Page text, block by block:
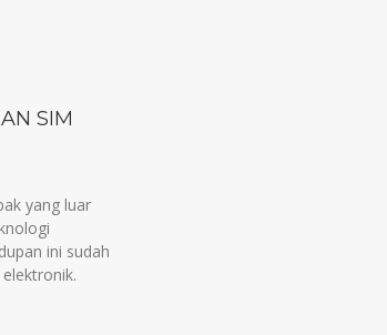
SIM
yang luar
ini sudah